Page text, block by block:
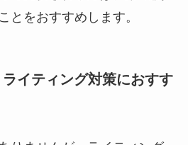
とをおすすめします。
イティング対策におすす